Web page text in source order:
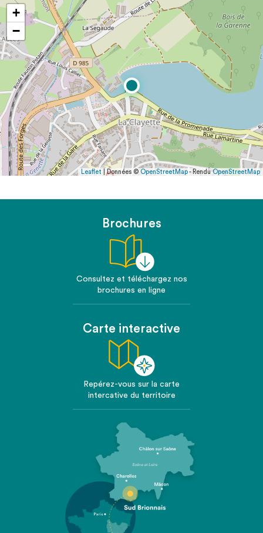
+
−
Leaflet | Données © OpenStreetMap- RenduOpenStreetMap
Brochures
Consultez et téléchargez nos
brochures en ligne
Carte interactive
Repérez-vous sur la carte
intercative du territoire